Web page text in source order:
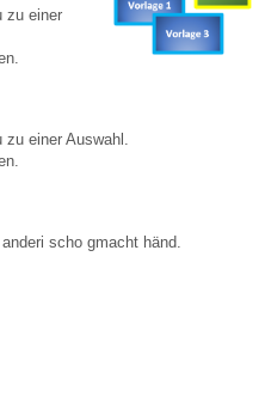
zu einer
einer Auswahl.
scho gmacht händ.